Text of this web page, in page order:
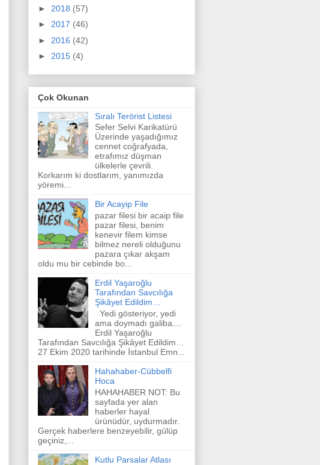
► 2018 (57)
► 2017 (46)
► 2016 (42)
► 2015 (4)
Çok Okunan
Sıralı Terörist Listesi
Sefer Selvi Karikatürü
Üzerinde yaşadığımız
cennet coğrafyada,
etrafımız düşman
ülkelerle çevrili.
Korkarım ki dostlarım, yanımızda
yöremi...
Bir Acayip File
pazar filesi bir acaip file
pazar filesi, benim
kenevir filem kimse
bilmez nereli olduğunu
pazara çıkar akşam
oldu mu bir cebinde bo...
Erdil Yaşaroğlu
Tarafından Savcılığa
Şikâyet Edildim…
Yedi gösteriyor, yedi
ama doymadı galiba....
Erdil Yaşaroğlu
Tarafından Savcılığa Şikâyet Edildim…
27 Ekim 2020 tarihinde İstanbul Emn...
Hahahaber-Cübbelfi
Hoca
HAHAHABER NOT: Bu
sayfada yer alan
haberler hayal
ürünüdür, uydurmadır.
Gerçek haberlere benzeyebilir, gülüp
geçiniz,...
Kutlu Parsalar Atlası